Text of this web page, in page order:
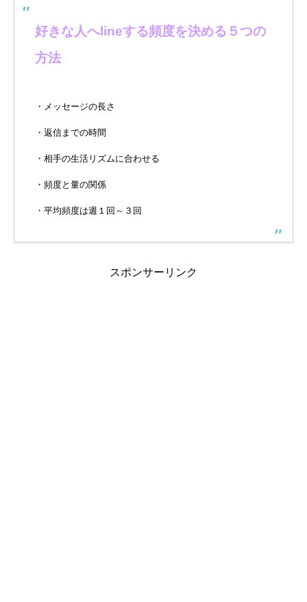
好きな人へlineする頻度を決める５つの
方法
・メッセージの長さ
・返信までの時間
・相手の生活リズムに合わせる
・頻度と量の関係
・平均頻度は週１回～３回
スポンサーリンク